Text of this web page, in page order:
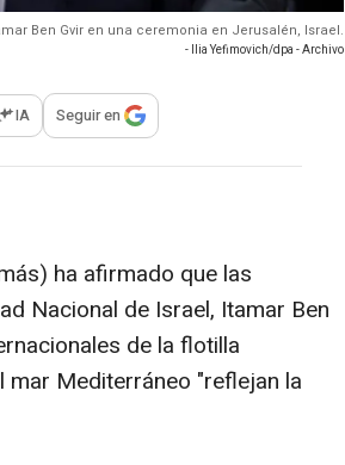
Ben Gvir en una ceremonia en Jerusalén, Israel.
- Ilia Yefimovich/dpa - Archivo
para compartir
IA Seguir en
ha afirmado que las
Nacional de Israel, Itamar Ben
de la flotilla
mar Mediterráneo "reflejan la